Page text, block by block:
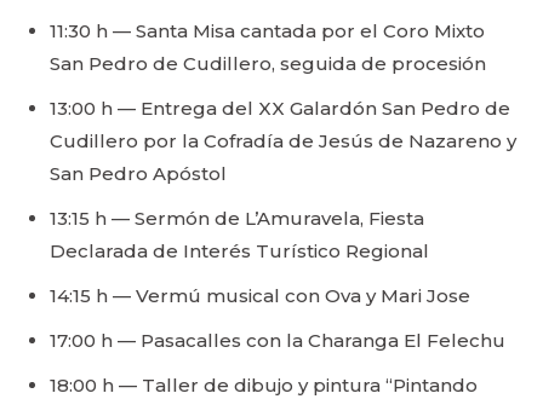
11:30 h — Santa Misa cantada por el Coro Mixto
San Pedro de Cudillero, seguida de procesión
13:00 h — Entrega del XX Galardón San Pedro de
Cudillero por la Cofradía de Jesús de Nazareno y
San Pedro Apóstol
13:15 h — Sermón de L’Amuravela, Fiesta
Declarada de Interés Turístico Regional
14:15 h — Vermú musical con Ova y Mari Jose
17:00 h — Pasacalles con la Charanga El Felechu
18:00 h — Taller de dibujo y pintura “Pintando